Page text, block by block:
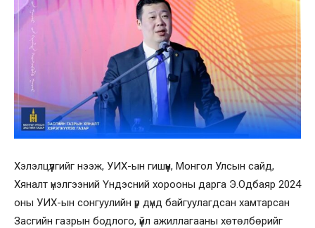
Хэлэлцүүлгийг нээж, УИХ-ын гишүүн, Монгол Улсын сайд,
Хяналт үнэлгээний Үндэсний хорооны дарга Э.Одбаяр 2024
оны УИХ-ын сонгуулийн үр дүнд байгуулагдсан хамтарсан
Засгийн газрын бодлого, үйл ажиллагааны хөтөлбөрийг